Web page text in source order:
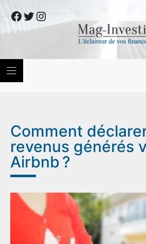
to
content
Facebook
Twitter
Instagram
Comment
revenus générés
Airbnb ?